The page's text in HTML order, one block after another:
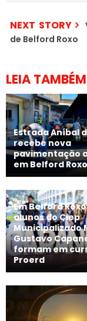
NEXT STORY
de Belford Roxo
LEIA
Estrada Aníbal
recebe nova
pavimentação
em Belford Roxo
Em Belford Roxo,
alunos do Ciep
Municipalizado
Gustavo
formam em
Proerd